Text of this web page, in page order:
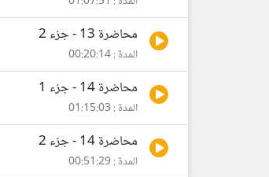
محاضرة 13 - جزء 2
المدة : 00:20:14
محاضرة 14 - جزء 1
المدة : 01:15:03
محاضرة 14 - جزء 2
المدة : 00:51:29